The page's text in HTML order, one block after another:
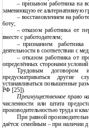
– призывом работника на
заменяющую ее альтернативную
– восстановлением на
боту;
– отказом работника от
вместе с работодателем;
– признанием
деятельности в соответствии с
– отказом работника от
определённых сторонами
Трудовым договором
предусматриваться другие
устанавливаться повышенные
РФ [25]).
Преимущественное право
численности или штата
производительностью труда и
При равной
даётся: семейным – при наличии